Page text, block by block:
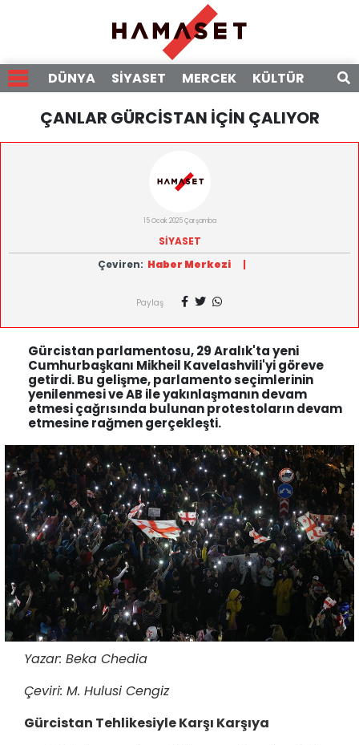
DÜNYA SİYASET MERCEK KÜLTÜR
ÇANLAR GÜRCİSTAN İÇİN ÇALIYOR
15 Ocak 2025 Çarşamba
SİYASET
Çeviren: Haber Merkezi |
Paylaş
Gürcistan parlamentosu, 29 Aralık'ta yeni
Cumhurbaşkanı Mikheil Kavelashvili'yi göreve
getirdi. Bu gelişme, parlamento seçimlerinin
yenilenmesi ve AB ile yakınlaşmanın devam
etmesi çağrısında bulunan protestoların devam
etmesine rağmen gerçekleşti.
Yazar: Beka Chedia
Çeviri: M. Hulusi Cengiz
Gürcistan Tehlikesiyle Karşı Karşıya